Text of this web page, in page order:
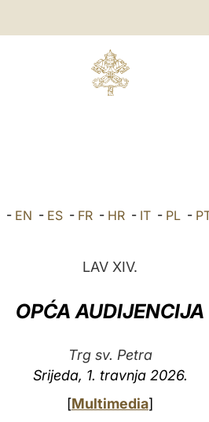
- EN - ES - FR - HR - IT - PL -
LAV XIV.
OPĆA AUDIJENCIJA
Trg sv. Petra
Srijeda, 1. travnja 2026.
[Multimedia]